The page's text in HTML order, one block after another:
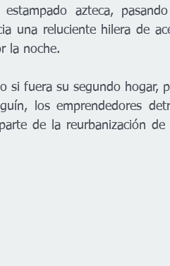
azteca,
una reluciente hilera de
la noche.
si fuera su segundo hogar,
los emprendedores
de la reurbanización